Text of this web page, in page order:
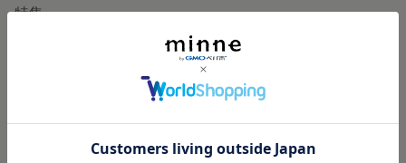
特集
食品販売
ヴィンテージ販売